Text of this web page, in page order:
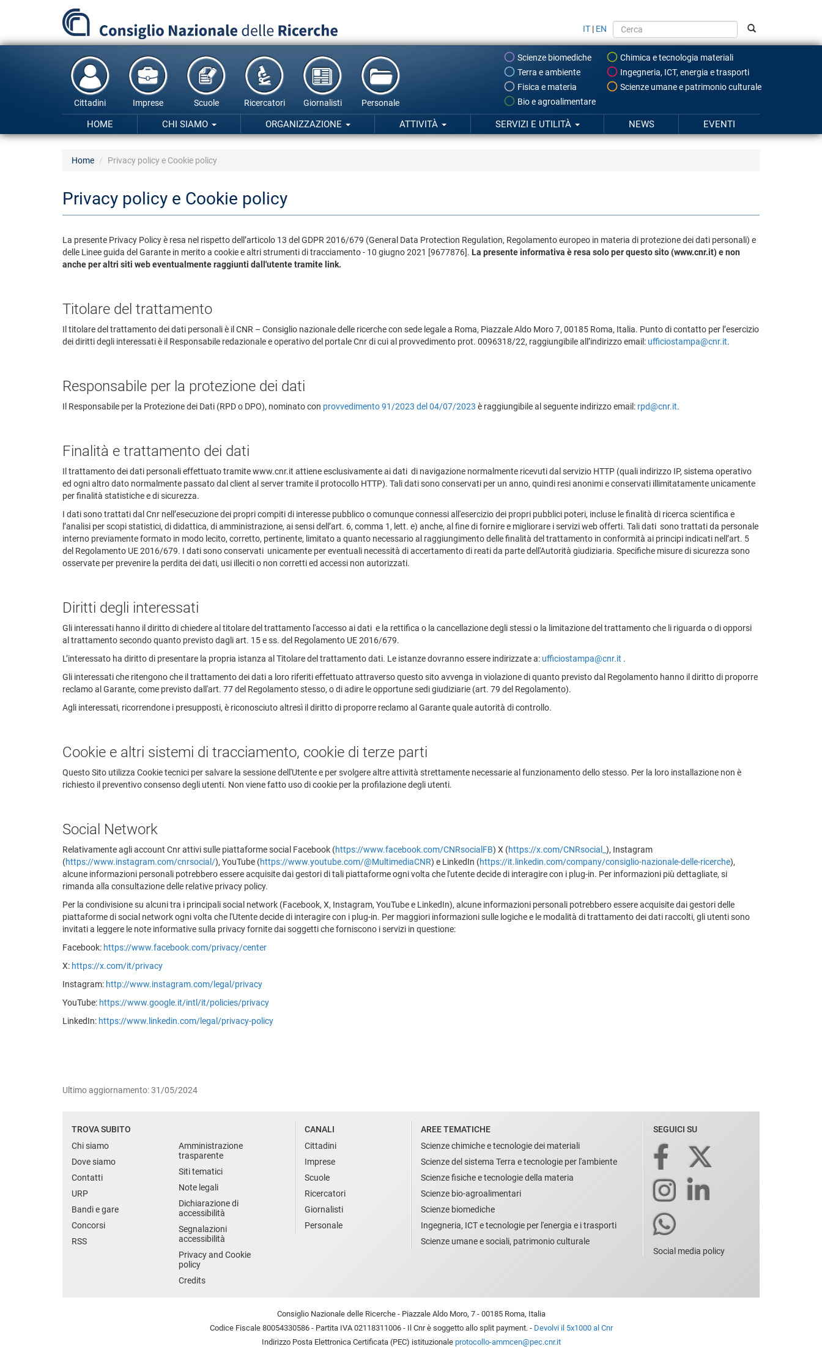
principale
IT | EN
Scienze biomediche
Chimica e tecnologia materiali
Terra e ambiente
Ingegneria, ICT, energia e trasporti
Fisica e materia
Scienze umane e patrimonio culturale
Bio e agroalimentare
Cittadini Imprese Scuole Ricercatori Giornalisti Personale
HOME CHI SIAMO ORGANIZZAZIONE ATTIVITÀ SERVIZI E UTILITÀ NEWS EVENTI
Home Privacy policy e Cookie policy
Privacy policy e Cookie policy
La presente Privacy Policy è resa nel rispetto dell’articolo 13 del GDPR 2016/679 (General Data Protection Regulation, Regolamento europeo in materia di protezione dei dati personali) e
delle Linee guida del Garante in merito a cookie e altri strumenti di tracciamento - 10 giugno 2021 [9677876]. La presente informativa è resa solo per questo sito (www.cnr.it) e non
anche per altri siti web eventualmente raggiunti dall'utente tramite link.
Titolare del trattamento
Il titolare del trattamento dei dati personali è il CNR – Consiglio nazionale delle ricerche con sede legale a Roma, Piazzale Aldo Moro 7, 00185 Roma, Italia. Punto di contatto per l’esercizio
dei diritti degli interessati è il Responsabile redazionale e operativo del portale Cnr di cui al provvedimento prot. 0096318/22, raggiungibile all’indirizzo email: ufficiostampa@cnr.it.
Responsabile per la protezione dei dati
Il Responsabile per la Protezione dei Dati (RPD o DPO), nominato con provvedimento 91/2023 del 04/07/2023 è raggiungibile al seguente indirizzo email: rpd@cnr.it.
Finalità e trattamento dei dati
Il trattamento dei dati personali effettuato tramite www.cnr.it attiene esclusivamente ai dati di navigazione normalmente ricevuti dal servizio HTTP (quali indirizzo IP, sistema operativo
ed ogni altro dato normalmente passato dal client al server tramite il protocollo HTTP). Tali dati sono conservati per un anno, quindi resi anonimi e conservati illimitatamente unicamente
per finalità statistiche e di sicurezza.
I dati sono trattati dal Cnr nell’esecuzione dei propri compiti di interesse pubblico o comunque connessi all'esercizio dei propri pubblici poteri, incluse le finalità di ricerca scientifica e
l’analisi per scopi statistici, di didattica, di amministrazione, ai sensi dell’art. 6, comma 1, lett. e) anche, al fine di fornire e migliorare i servizi web offerti. Tali dati sono trattati da personale
interno previamente formato in modo lecito, corretto, pertinente, limitato a quanto necessario al raggiungimento delle finalità del trattamento in conformità ai principi indicati nell’art. 5
del Regolamento UE 2016/679. I dati sono conservati unicamente per eventuali necessità di accertamento di reati da parte dell'Autorità giudiziaria. Specifiche misure di sicurezza sono
osservate per prevenire la perdita dei dati, usi illeciti o non corretti ed accessi non autorizzati.
Diritti degli interessati
Gli interessati hanno il diritto di chiedere al titolare del trattamento l'accesso ai dati e la rettifica o la cancellazione degli stessi o la limitazione del trattamento che li riguarda o di opporsi
al trattamento secondo quanto previsto dagli art. 15 e ss. del Regolamento UE 2016/679.
L’interessato ha diritto di presentare la propria istanza al Titolare del trattamento dati. Le istanze dovranno essere indirizzate a: ufficiostampa@cnr.it .
Gli interessati che ritengono che il trattamento dei dati a loro riferiti effettuato attraverso questo sito avvenga in violazione di quanto previsto dal Regolamento hanno il diritto di proporre
reclamo al Garante, come previsto dall'art. 77 del Regolamento stesso, o di adire le opportune sedi giudiziarie (art. 79 del Regolamento).
Agli interessati, ricorrendone i presupposti, è riconosciuto altresì il diritto di proporre reclamo al Garante quale autorità di controllo.
Cookie e altri sistemi di tracciamento, cookie di terze parti
Questo Sito utilizza Cookie tecnici per salvare la sessione dell'Utente e per svolgere altre attività strettamente necessarie al funzionamento dello stesso. Per la loro installazione non è
richiesto il preventivo consenso degli utenti. Non viene fatto uso di cookie per la profilazione degli utenti.
Social Network
Relativamente agli account Cnr attivi sulle piattaforme social Facebook (https://www.facebook.com/CNRsocialFB) X (https://x.com/CNRsocial_ ), Instagram
(https://www.instagram.com/cnrsocial/), YouTube (https://www.youtube.com/@MultimediaCNR) e LinkedIn (https://it.linkedin.com/company/consiglio-nazionale-delle-ricerche),
alcune informazioni personali potrebbero essere acquisite dai gestori di tali piattaforme ogni volta che l'utente decide di interagire con i plug-in. Per informazioni più dettagliate, si
rimanda alla consultazione delle relative privacy policy.
Per la condivisione su alcuni tra i principali social network (Facebook, X, Instagram, YouTube e LinkedIn), alcune informazioni personali potrebbero essere acquisite dai gestori delle
piattaforme di social network ogni volta che l'Utente decide di interagire con i plug-in. Per maggiori informazioni sulle logiche e le modalità di trattamento dei dati raccolti, gli utenti sono
invitati a leggere le note informative sulla privacy fornite dai soggetti che forniscono i servizi in questione:
Facebook: https://www.facebook.com/privacy/center
X: https://x.com/it/privacy
Instagram: http://www.instagram.com/legal/privacy
YouTube: https://www.google.it/intl/it/policies/privacy
LinkedIn: https://www.linkedin.com/legal/privacy-policy
Ultimo aggiornamento: 31/05/2024
TROVA SUBITO
Chi siamo
Dove siamo
Contatti
URP
Bandi e gare
Concorsi
RSS
Amministrazione
trasparente
Siti tematici
Note legali
Dichiarazione di
accessibilità
Segnalazioni
accessibilità
Privacy and Cookie
policy
Credits
CANALI
Cittadini
Imprese
Scuole
Ricercatori
Giornalisti
Personale
AREE TEMATICHE
Scienze chimiche e tecnologie dei materiali
Scienze del sistema Terra e tecnologie per l'ambiente
Scienze fisiche e tecnologie della materia
Scienze bio-agroalimentari
Scienze biomediche
Ingegneria, ICT e tecnologie per l'energia e i trasporti
Scienze umane e sociali, patrimonio culturale
SEGUICI SU
Social media policy
Consiglio Nazionale delle Ricerche - Piazzale Aldo Moro, 7 - 00185 Roma, Italia
Codice Fiscale 80054330586 - Partita IVA 02118311006 - Il Cnr è soggetto allo split payment. - Devolvi il 5x1000 al Cnr
Indirizzo Posta Elettronica Certificata (PEC) istituzionale protocollo-ammcen@pec.cnr.it